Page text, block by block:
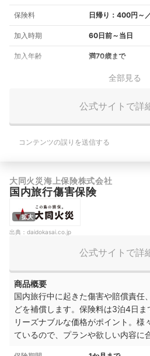
保険料 日帰り：400円～
加入時期 60日前～当日
加入年齢 満70歳まで
全部見る
公式サイトで詳
コンテンツの誤りを送信する
大同火災海上保険株式会社
国内旅行傷害保険
拡大
出典： daidokasai.co.jp
公式サイトで詳
商品概要
国内旅行中に起きた傷害や賠償責任
どを補償します。保険料は3泊4日
リーズナブルな価格がポイント。様
ているので、プランや欲しい内容に